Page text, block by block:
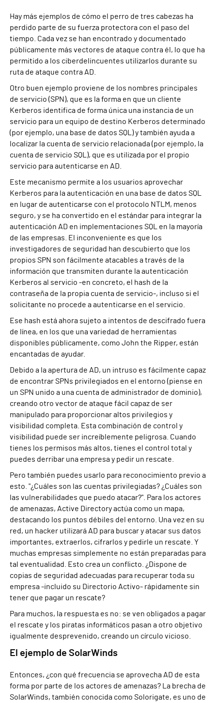
Hay más ejemplos de cómo el perro de tres cabezas ha
perdido parte de su fuerza protectora con el paso del
tiempo. Cada vez se han encontrado y documentado
públicamente más vectores de ataque contra él, lo que ha
permitido a los ciberdelincuentes utilizarlos durante su
ruta de ataque contra AD.
Otro buen ejemplo proviene de los nombres principales
de servicio (SPN), que es la forma en que un cliente
Kerberos identifica de forma única una instancia de un
servicio para un equipo de destino Kerberos determinado
(por ejemplo, una base de datos SQL) y también ayuda a
localizar la cuenta de servicio relacionada (por ejemplo, la
cuenta de servicio SQL), que es utilizada por el propio
servicio para autenticarse en AD.
Este mecanismo permite a los usuarios aprovechar
Kerberos para la autenticación en una base de datos SQL
en lugar de autenticarse con el protocolo NTLM, menos
seguro, y se ha convertido en el estándar para integrar la
autenticación AD en implementaciones SQL en la mayoría
de las empresas. El inconveniente es que los
investigadores de seguridad han descubierto que los
propios SPN son fácilmente atacables a través de la
información que transmiten durante la autenticación
Kerberos al servicio -en concreto, el hash de la
contraseña de la propia cuenta de servicio-, incluso si el
solicitante no procede a autenticarse en el servicio.
Ese hash está ahora sujeto a intentos de descifrado fuera
de línea, en los que una variedad de herramientas
disponibles públicamente, como John the Ripper, están
encantadas de ayudar.
Debido a la apertura de AD, un intruso es fácilmente capaz
de encontrar SPNs privilegiados en el entorno (piense en
un SPN unido a una cuenta de administrador de dominio),
creando otro vector de ataque fácil capaz de ser
manipulado para proporcionar altos privilegios y
visibilidad completa. Esta combinación de control y
visibilidad puede ser increíblemente peligrosa. Cuando
tienes los permisos más altos, tienes el control total y
puedes derribar una empresa y pedir un rescate.
Pero también puedes usarlo para reconocimiento previo a
esto. "¿Cuáles son las cuentas privilegiadas? ¿Cuáles son
las vulnerabilidades que puedo atacar?". Para los actores
de amenazas, Active Directory actúa como un mapa,
destacando los puntos débiles del entorno. Una vez en su
red, un hacker utilizará AD para buscar y atacar sus datos
importantes, extraerlos, cifrarlos y pedirle un rescate. Y
muchas empresas simplemente no están preparadas para
tal eventualidad. Esto crea un conflicto. ¿Dispone de
copias de seguridad adecuadas para recuperar toda su
empresa -incluido su Directorio Activo- rápidamente sin
tener que pagar un rescate?
Para muchos, la respuesta es no: se ven obligados a pagar
el rescate y los piratas informáticos pasan a otro objetivo
igualmente desprevenido, creando un círculo vicioso.
El ejemplo de SolarWinds
Entonces, ¿con qué frecuencia se aprovecha AD de esta
forma por parte de los actores de amenazas? La brecha de
SolarWinds, también conocida como Solorigate, es uno de